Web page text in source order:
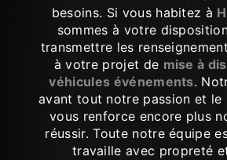
besoins. Si vous habitez à
sommes à votre
transmettre les
à votre projet de mise à
véhicules événements.
avant tout notre passion et le
vous renforce encore plus
réussir. Toute notre équipe
travaille avec propreté